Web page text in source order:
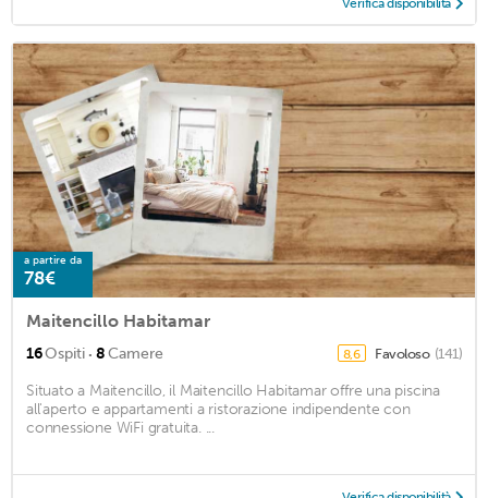
a partire da
78€
Maitencillo Habitamar
16Ospiti · 8Camere 8,6 Favoloso (141)
Situato a Maitencillo, il Maitencillo Habitamar offre una piscina
all'aperto e appartamenti a ristorazione indipendente con
connessione WiFi gratuita. ...